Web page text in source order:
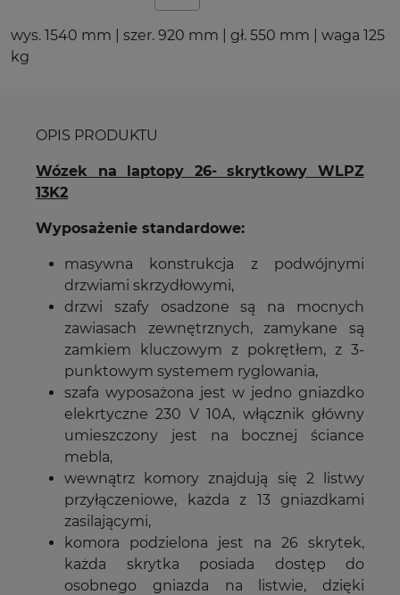
wys. 1540 mm | szer. 920 mm | gł. 550 mm | waga 125
kg
OPIS PRODUKTU
Wózek na laptopy 26- skrytkowy WLPZ
13K2
Wyposażenie standardowe:
masywna konstrukcja z podwójnymi
drzwiami skrzydłowymi,
drzwi szafy osadzone są na mocnych
zawiasach zewnętrznych, zamykane są
zamkiem kluczowym z pokrętłem, z 3-
punktowym systemem ryglowania,
szafa wyposażona jest w jedno gniazdko
elekrtyczne 230 V 10A, włącznik główny
umieszczony jest na bocznej ściance
mebla,
wewnątrz komory znajdują się 2 listwy
przyłączeniowe, każda z 13 gniazdkami
zasilającymi,
komora podzielona jest na 26 skrytek,
każda skrytka posiada dostęp do
osobnego gniazda na listwie, dzięki